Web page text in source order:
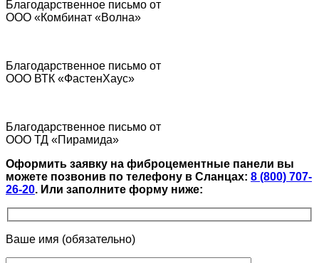
Благодарственное письмо от
ООО «Комбинат «Волна»
Благодарственное письмо от
ООО ВТК «ФастенХаус»
Благодарственное письмо от
ООО ТД «Пирамида»
Оформить заявку на фиброцементные панели вы
можете позвонив по телефону в Сланцах: 8 (800) 707-
26-20. Или заполните форму ниже:
Ваше имя (обязательно)